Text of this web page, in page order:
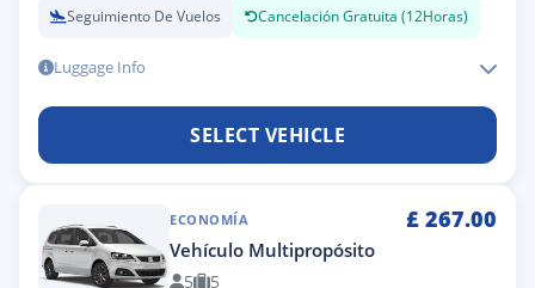
Seguimiento De Vuelos Cancelación Gratuita (12Horas)
Luggage Info
SELECT VEHICLE
ECONOMÍA £ 267.00
Vehículo Multipropósito
5 5